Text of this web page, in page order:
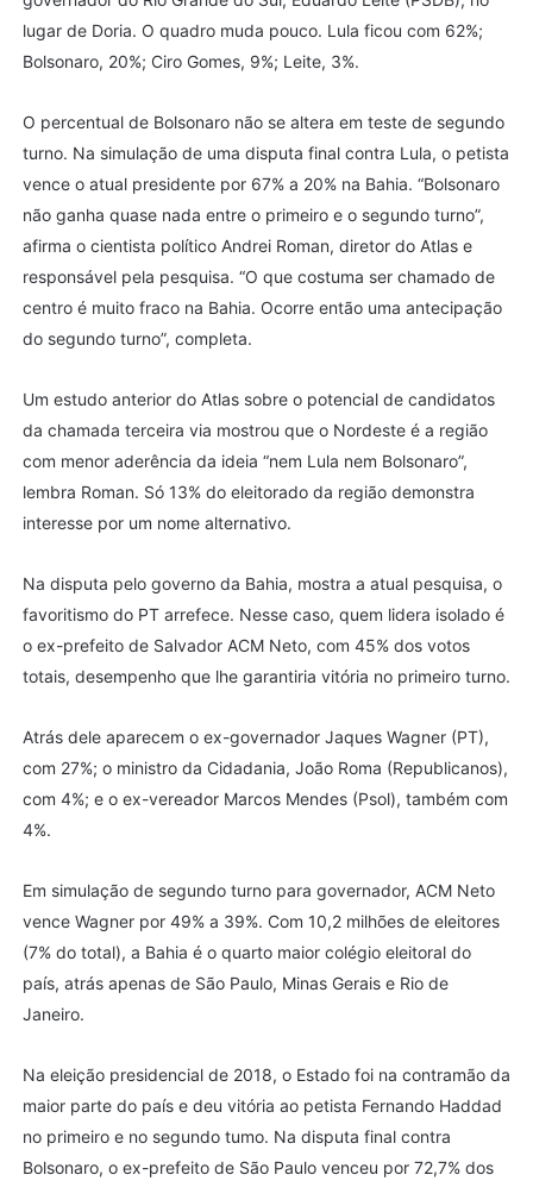
lugar de Doria. O quadro muda pouco. Lula ficou com 62%;
Bolsonaro, 20%; Ciro Gomes, 9%; Leite, 3%.
O percentual de Bolsonaro não se altera em teste de segundo
turno. Na simulação de uma disputa final contra Lula, o petista
vence o atual presidente por 67% a 20% na Bahia. “Bolsonaro
não ganha quase nada entre o primeiro e o segundo turno”,
afirma o cientista político Andrei Roman, diretor do Atlas e
responsável pela pesquisa. “O que costuma ser chamado de
centro é muito fraco na Bahia. Ocorre então uma antecipação
do segundo turno”, completa.
Um estudo anterior do Atlas sobre o potencial de candidatos
da chamada terceira via mostrou que o Nordeste é a região
com menor aderência da ideia “nem Lula nem Bolsonaro”,
lembra Roman. Só 13% do eleitorado da região demonstra
interesse por um nome alternativo.
Na disputa pelo governo da Bahia, mostra a atual pesquisa, o
favoritismo do PT arrefece. Nesse caso, quem lidera isolado é
o ex-prefeito de Salvador ACM Neto, com 45% dos votos
totais, desempenho que lhe garantiria vitória no primeiro turno.
Atrás dele aparecem o ex-governador Jaques Wagner (PT),
com 27%; o ministro da Cidadania, João Roma (Republicanos),
com 4%; e o ex-vereador Marcos Mendes (Psol), também com
4%.
Em simulação de segundo turno para governador, ACM Neto
vence Wagner por 49% a 39%. Com 10,2 milhões de eleitores
(7% do total), a Bahia é o quarto maior colégio eleitoral do
país, atrás apenas de São Paulo, Minas Gerais e Rio de
Janeiro.
Na eleição presidencial de 2018, o Estado foi na contramão da
maior parte do país e deu vitória ao petista Fernando Haddad
no primeiro e no segundo tumo. Na disputa final contra
Bolsonaro, o ex-prefeito de São Paulo venceu por 72,7% dos